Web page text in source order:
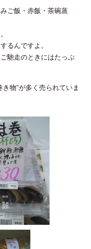
ご飯・赤飯・茶碗蒸
るんですよ。
馳走のときにはたっぷ
物”が多く売られていま